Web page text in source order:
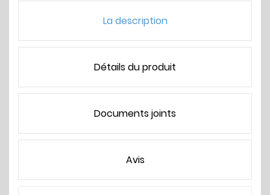
La description
Détails du produit
Documents joints
Avis